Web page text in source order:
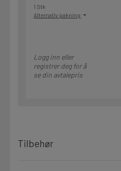
1 Stk
Alternativ pakning
Logg inn eller
registrer deg for å
se din avtalepris
Tilbehør